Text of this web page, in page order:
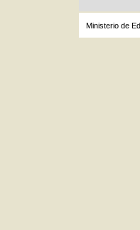
Ministerio de